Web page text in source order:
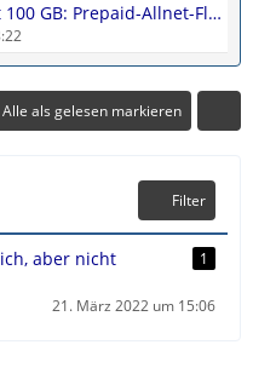
Allnet-Flat kostenlos testen
Alle als gelesen markieren
Filter
aber nicht
1
21. März 2022 um 15:06